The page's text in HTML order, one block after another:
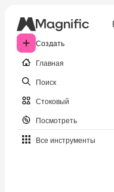
Создать
Главная
Поиск
Стоковый
Посмотреть
Все инструменты